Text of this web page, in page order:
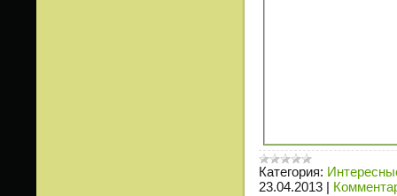
Категория:
23.04.2013 |